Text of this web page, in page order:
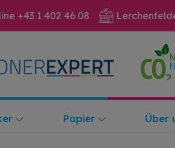
+43 1 402 46 08
Papier Über